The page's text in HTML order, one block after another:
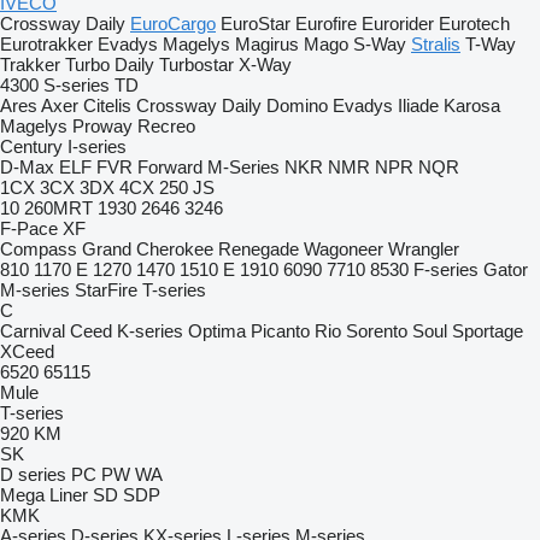
Crossway Daily EuroCargo EuroStar Eurofire Eurorider Eurotech
Eurotrakker Evadys Magelys Magirus Mago S-Way Stralis T-Way
Trakker Turbo Daily Turbostar X-Way
4300 S-series TD
Ares Axer Citelis Crossway Daily Domino Evadys Iliade Karosa
Magelys Proway Recreo
Century I-series
D-Max ELF FVR Forward M-Series NKR NMR NPR NQR
1CX 3CX 3DX 4CX 250 JS
10 260MRT 1930 2646 3246
F-Pace XF
Compass Grand Cherokee Renegade Wagoneer Wrangler
810 1170 E 1270 1470 1510 E 1910 6090 7710 8530 F-series Gator
M-series StarFire T-series
C
Carnival Ceed K-series Optima Picanto Rio Sorento Soul Sportage
XCeed
6520 65115
Mule
T-series
920 KM
SK
D series PC PW WA
Mega Liner SD SDP
KMK
A-series D-series KX-series L-series M-series